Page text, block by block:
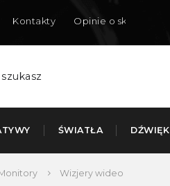
Kontakty Opinie o sklepie
ŚWIATŁA DŹWIĘK
Wizjery wideo